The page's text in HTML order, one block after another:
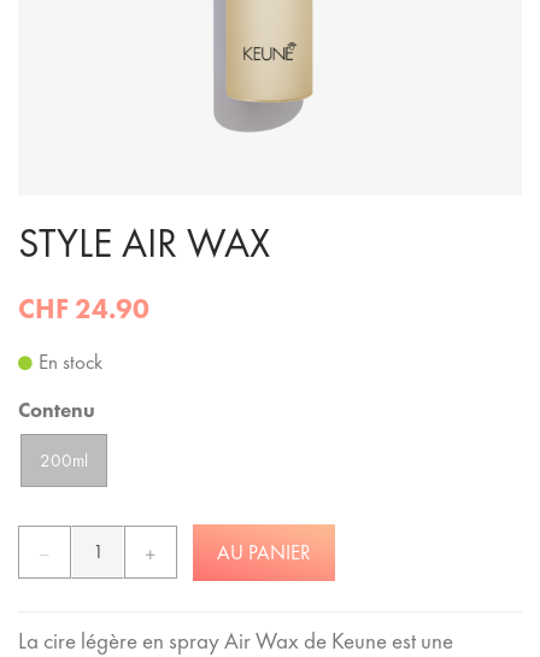
STYLE AIR WAX
CHF 24.90
En stock
Contenu
200ml
AU PANIER
La cire légère en spray Air Wax de Keune est une